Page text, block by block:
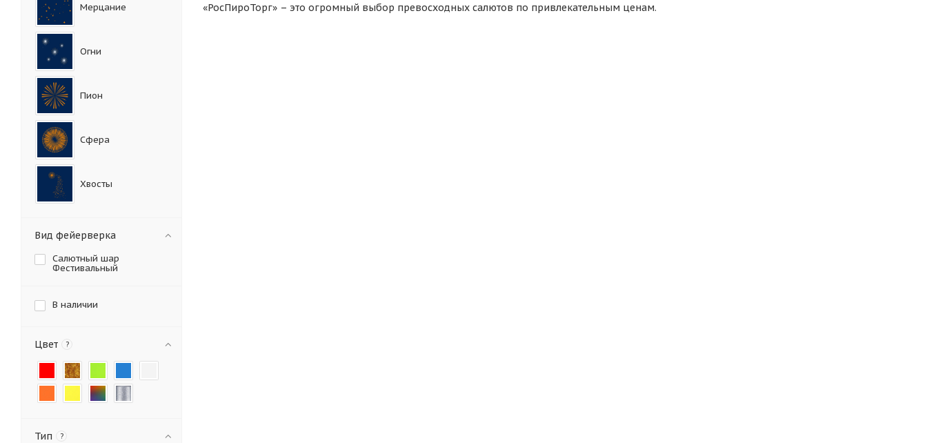
«РосПироТорг» – это огромный выбор превосходных салютов по привлекательным ценам.
Мерцание
Огни
Пион
Сфера
Хвосты
Вид фейерверка
Салютный шар
Фестивальный
В наличии
Цвет ?
Тип ?